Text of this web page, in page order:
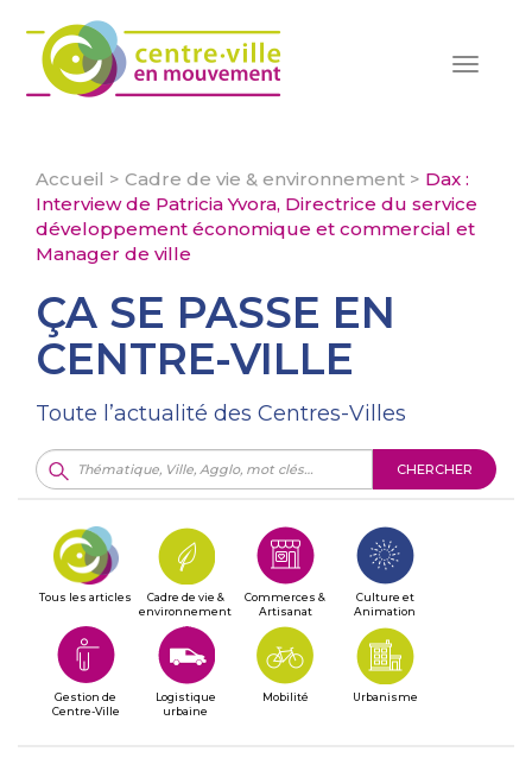
Toggle
Accueil > Cadre de vie & environnement > Dax :
Interview de Patricia Yvora, Directrice du service
développement économique et commercial et
Manager de ville
ÇA SE PASSE EN
CENTRE-VILLE
Toute l’actualité des Centres-Villes
CHERCHER
Tous les articles
Cadre de vie &
environnement
Commerces &
Artisanat
Culture et
Animation
Gestion de
Centre-Ville
Logistique
urbaine
Mobilité Urbanisme